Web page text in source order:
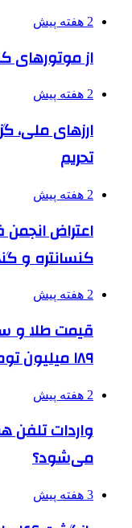
2 هفته پیش
از موتورهای
2 هفته پیش
ارزهای ملی،
تحریم
2 هفته پیش
اعتراض انجمن
کنسانتره و
2 هفته پیش
قیمت طلا و
۱۸۹ میلیون تومان
2 هفته پیش
واردات تلفن
می‌شود؟
3 هفته پیش